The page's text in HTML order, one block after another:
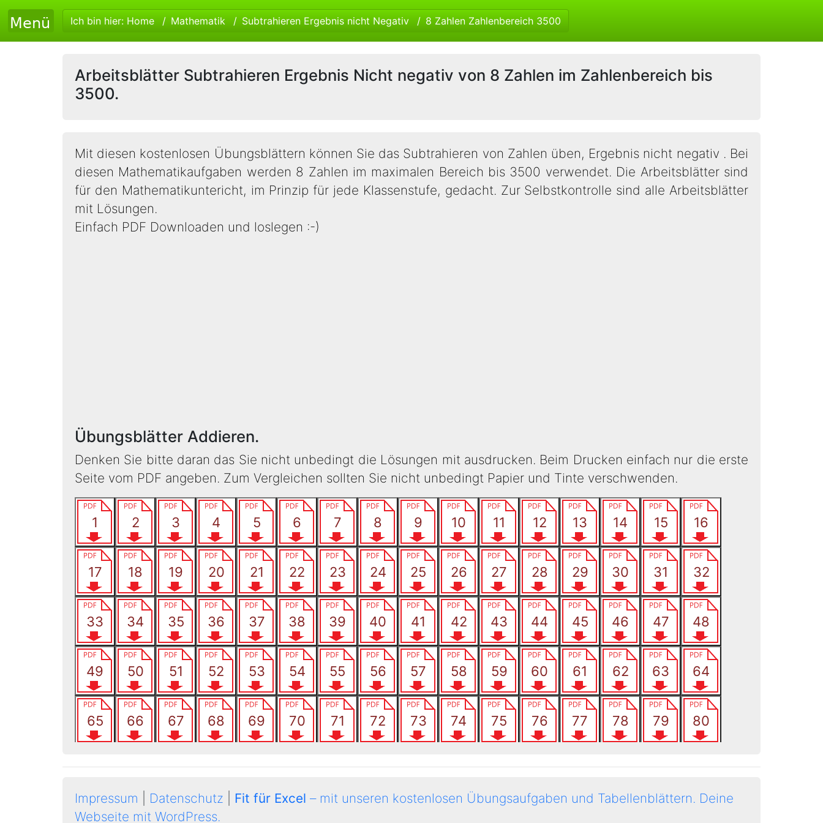
Ich bin hier: Home Mathematik Subtrahieren Ergebnis nicht Negativ 8 Zahlen Zahlenbereich 3500
Arbeitsblätter Subtrahieren Ergebnis Nicht negativ von 8 Zahlen im Zahlenbereich bis
3500.
Mit diesen kostenlosen Übungsblättern können Sie das Subtrahieren von Zahlen üben, Ergebnis nicht negativ . Bei
diesen Mathematikaufgaben werden 8 Zahlen im maximalen Bereich bis 3500 verwendet. Die Arbeitsblätter sind
für den Mathematikuntericht, im Prinzip für jede Klassenstufe, gedacht. Zur Selbstkontrolle sind alle Arbeitsblätter
mit Lösungen.
Einfach PDF Downloaden und loslegen :-)
Übungsblätter Addieren.
Denken Sie bitte daran das Sie nicht unbedingt die Lösungen mit ausdrucken. Beim Drucken einfach nur die erste
Seite vom PDF angeben. Zum Vergleichen sollten Sie nicht unbedingt Papier und Tinte verschwenden.
Impressum Datenschutz Fit für Excel – mit unseren kostenlosen Übungsaufgaben und Tabellenblättern. Deine
Webseite mit WordPress.